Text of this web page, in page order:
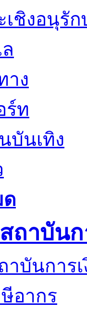
ชิงอนุรัก
าง
ร์ท
บันเทิง
ด
ถาบันก
อากร